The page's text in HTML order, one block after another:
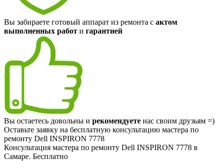
Вы забираете готовый аппарат из ремонта с актом
выполненных работ и гарантией
Вы остаетесь довольны и рекомендуете нас своим друзьям =)
Оставьте заявку на бесплатную консультацию мастера по
ремонту Dell INSPIRON 7778
Консультация мастера по ремонту Dell INSPIRON 7778 в
Самаре. Бесплатно